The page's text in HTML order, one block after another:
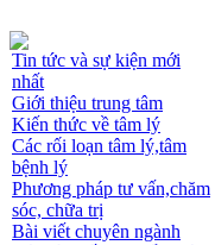
Tin tức và sự kiện mới
nhất
Giới thiệu trung tâm
Kiến thức về tâm lý
Các rối loạn tâm lý,tâm
bệnh lý
Phương pháp tư vấn,chăm
sóc, chữa trị
Bài viết chuyên ngành